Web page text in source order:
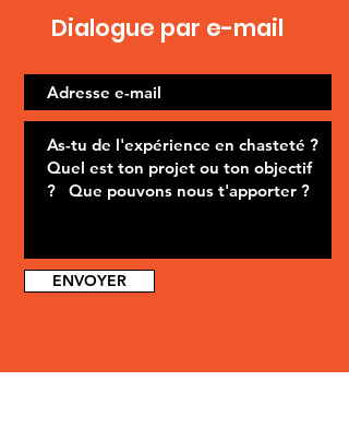
Dialogue par e-mail
ENVOYER